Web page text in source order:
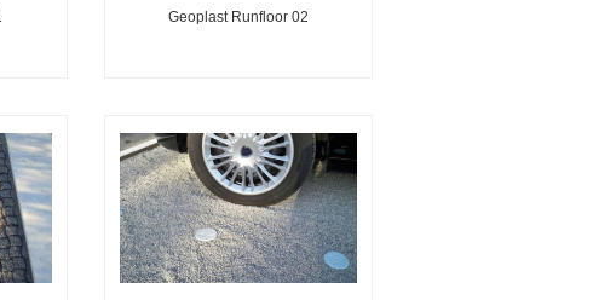
Geoplast Runfloor 02